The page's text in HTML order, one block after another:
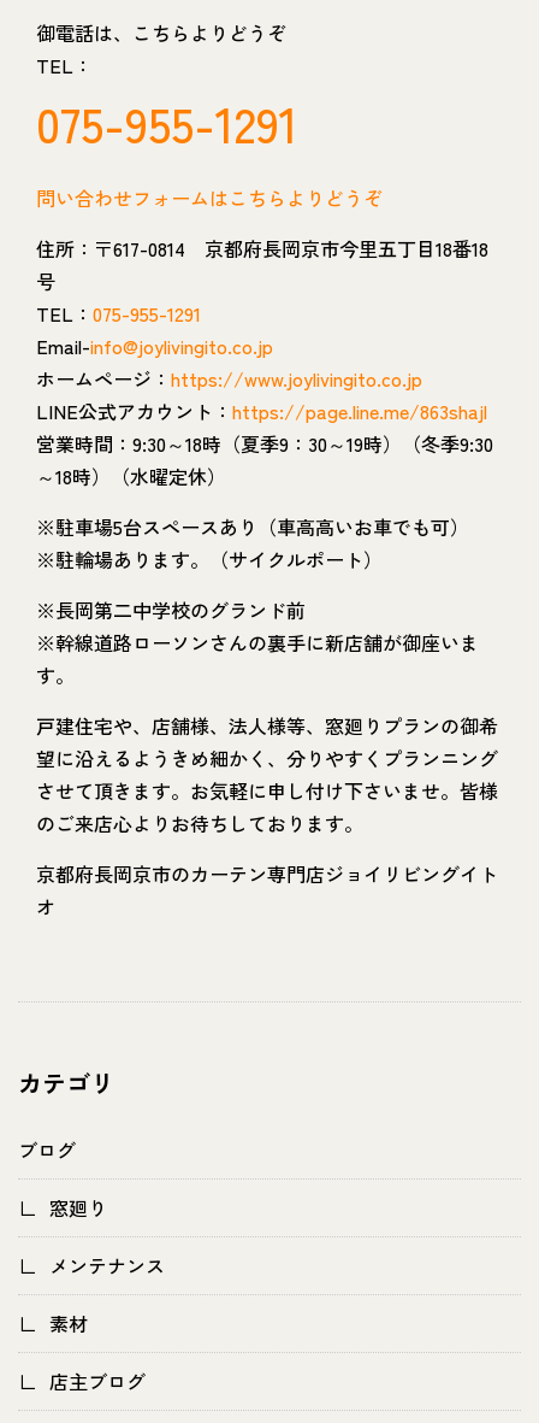
カテゴリ
ブログ
窓廻り
メンテナンス
素材
店主ブログ
御電話は、こちらよりどうぞ
TEL：
075-955-1291
問い合わせフォームはこちらよりどうぞ
住所：〒617-0814 京都府長岡京市今里五丁目18番18
号
TEL： 075-955-1291
Email-info@joylivingito.co.jp
ホームページ： https://www.joylivingito.co.jp
LINE公式アカウント： https://page.line.me/863shajl
営業時間：9:30～18時（夏季9：30～19時）（冬季9:30
～18時）（水曜定休）
※駐車場5台スペースあり（車高高いお車でも可）
※駐輪場あります。（サイクルポート）
※長岡第二中学校のグランド前
※幹線道路ローソンさんの裏手に新店舗が御座いま
す。
戸建住宅や、店舗様、法人様等、窓廻りプランの御希
望に沿えるようきめ細かく、分りやすくプランニング
させて頂きます。お気軽に申し付け下さいませ。皆様
のご来店心よりお待ちしております。
京都府長岡京市のカーテン専門店ジョイリビングイト
オ